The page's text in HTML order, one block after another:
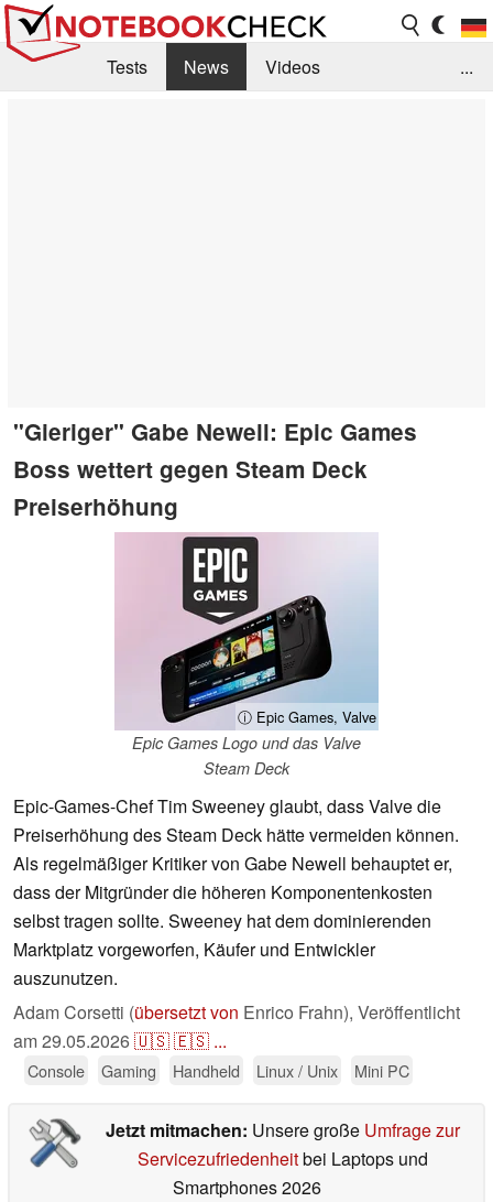
Tests News
Videos
...
"Gieriger" Gabe Newell: Epic Games
Boss wettert gegen Steam Deck
Preiserhöhung
ⓘ Epic Games, Valve
Epic Games Logo und das Valve
Steam Deck
Epic-Games-Chef Tim Sweeney glaubt, dass Valve die
Preiserhöhung des Steam Deck hätte vermeiden können.
Als regelmäßiger Kritiker von Gabe Newell behauptet er,
dass der Mitgründer die höheren Komponentenkosten
selbst tragen sollte. Sweeney hat dem dominierenden
Marktplatz vorgeworfen, Käufer und Entwickler
auszunutzen.
Adam Corsetti (übersetzt von Enrico Frahn), Veröffentlicht
am29.05.2026🇺🇸🇪🇸 ...
Console Gaming Handheld Linux / Unix Mini PC
Jetzt mitmachen: Unsere große Umfrage zur
Servicezufriedenheitbei Laptops und
Smartphones 2026